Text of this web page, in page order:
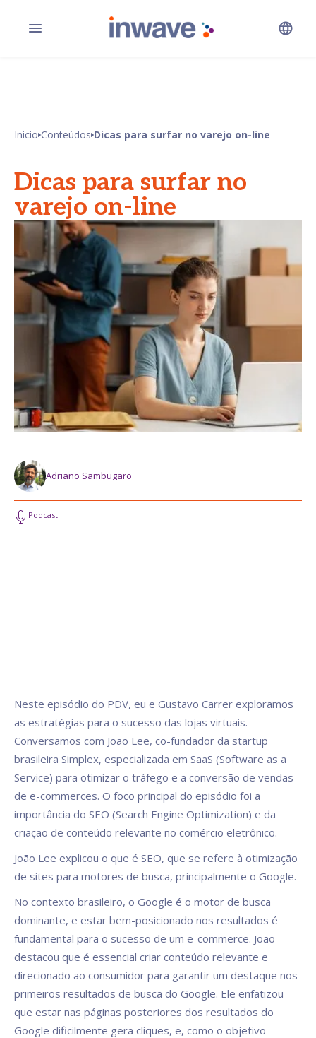
Inicio Conteúdos Dicas para surfar no varejo on-line
Dicas para surfar no
varejo on-line
Adriano Sambugaro
Podcast
Neste episódio do PDV, eu e Gustavo Carrer exploramos
as estratégias para o sucesso das lojas virtuais.
Conversamos com João Lee, co-fundador da startup
brasileira Simplex, especializada em SaaS (Software as a
Service) para otimizar o tráfego e a conversão de vendas
de e-commerces. O foco principal do episódio foi a
importância do SEO (Search Engine Optimization) e da
criação de conteúdo relevante no comércio eletrônico.
João Lee explicou o que é SEO, que se refere à otimização
de sites para motores de busca, principalmente o Google.
No contexto brasileiro, o Google é o motor de busca
dominante, e estar bem-posicionado nos resultados é
fundamental para o sucesso de um e-commerce. João
destacou que é essencial criar conteúdo relevante e
direcionado ao consumidor para garantir um destaque nos
primeiros resultados de busca do Google. Ele enfatizou
que estar nas páginas posteriores dos resultados do
Google dificilmente gera cliques, e, como o objetivo